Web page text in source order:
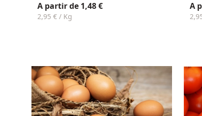
A partir de 1,48 €
2,95 € / Kg
A